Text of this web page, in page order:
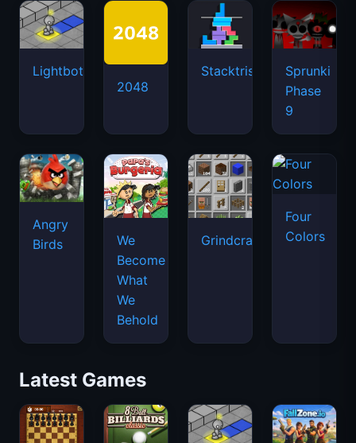
Lightbot
2048
Stacktris
Sprunki
Phase
9
Angry
Birds
We
Become
What
We
Behold
Grindcraft
Four
Colors
Latest Games